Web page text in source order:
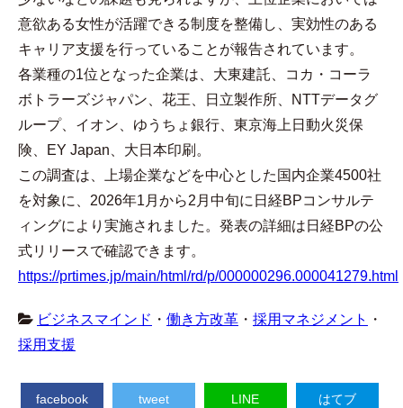
意欲ある女性が活躍できる制度を整備し、実効性のある
キャリア支援を行っていることが報告されています。
各業種の1位となった企業は、大東建託、コカ・コーラ
ボトラーズジャパン、花王、日立製作所、NTTデータグ
ループ、イオン、ゆうちょ銀行、東京海上日動火災保
険、EY Japan、大日本印刷。
この調査は、上場企業などを中心とした国内企業4500社
を対象に、2026年1月から2月中旬に日経BPコンサルテ
ィングにより実施されました。発表の詳細は日経BPの公
式リリースで確認できます。
https://prtimes.jp/main/html/rd/p/000000296.000041279.html
ビジネスマインド ・ 働き方改革 ・ 採用マネジメント
・
採用支援
facebook tweet LINE はてブ